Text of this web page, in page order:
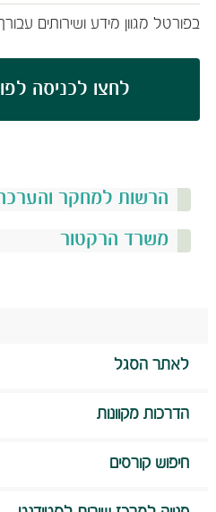
בפורטל מגוון מידע ושירותים
לחצו ​לכניסה
הרשות למחקר
משרד הרקטור
לאתר הסגל
הדרכות מקוונות
חיפוש קורסים